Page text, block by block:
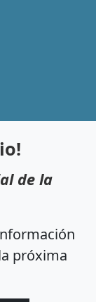
de la
próxima